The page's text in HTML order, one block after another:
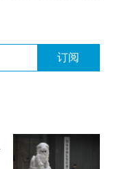
订阅